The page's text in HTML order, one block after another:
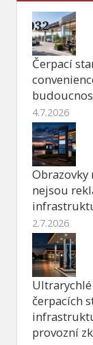
Čerpací
4.7.2026
Obrazovky
nejsou
2.7.2026
čerpacích
provozní